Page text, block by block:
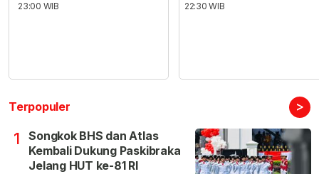
23:00 WIB
22:30 WIB
Terpopuler >
1
Songkok BHS dan Atlas
Kembali Dukung Paskibraka
Jelang HUT ke-81 RI